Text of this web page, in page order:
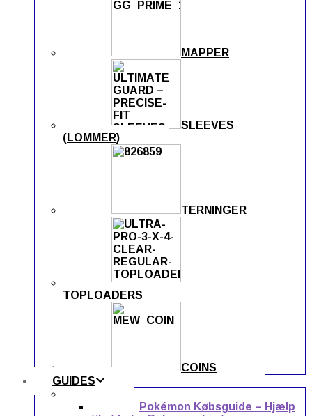
MAPPER
SLEEVES
(LOMMER)
TERNINGER
TOPLOADERS
COINS
GUIDES
Pokémon Købsguide – Hjælp